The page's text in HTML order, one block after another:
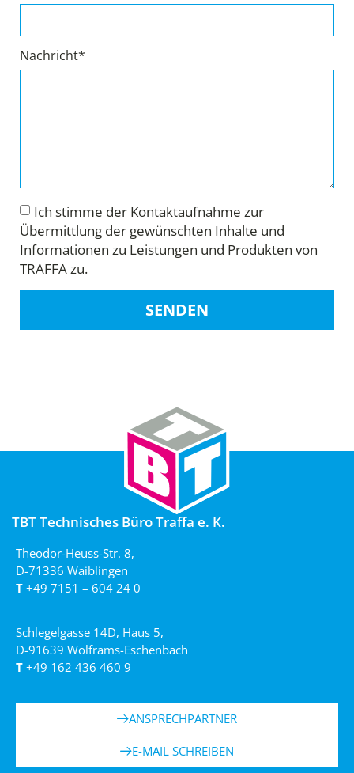
Nachricht*
Ich stimme der Kontaktaufnahme zur
Übermittlung der gewünschten Inhalte und
Informationen zu Leistungen und Produkten von
TRAFFA zu.
SENDEN
TBT Technisches Büro Traffa e. K.
Theodor-Heuss-Str. 8,
D-71336 Waiblingen
T +49 7151 – 604 24 0
Schlegelgasse 14D, Haus 5,
D-91639 Wolframs-Eschenbach
T +49 162 436 460 9
ANSPRECHPARTNER
E-MAIL SCHREIBEN